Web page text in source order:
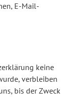
E-Mail-
keine
verbleiben
bis der Zweck